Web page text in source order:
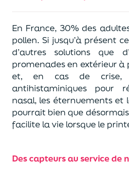
En France, 30% des
pollen. Si jusqu’à présent
d’autres solutions que
promenades en extérieur à
et, en cas de crise,
antihistaminiques pour
nasal, les éternuements et
pourrait bien que
facilite la vie lorsque le
Des capteurs au service de